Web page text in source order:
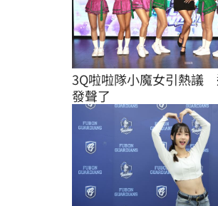
3Q啦啦隊小魔女引熱議
發聲了